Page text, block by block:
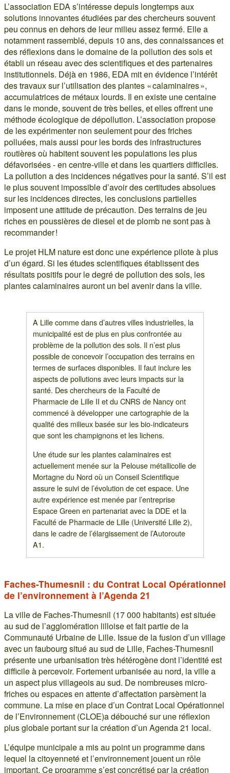
L’association EDA s’intéresse depuis longtemps aux
solutions innovantes étudiées par des chercheurs souvent
peu connus en dehors de leur milieu assez fermé. Elle a
notamment rassemblé, depuis 10 ans, des connaissances et
des réflexions dans le domaine de la pollution des sols et
établi un réseau avec des scientifiques et des partenaires
institutionnels. Déjà en 1986, EDA mit en évidence l’intérêt
des travaux sur l’utilisation des plantes « calaminaires »,
accumulatrices de métaux lourds. Il en existe une centaine
dans le monde, souvent de très belles, et elles offrent une
méthode écologique de dépollution. L’association propose
de les expérimenter non seulement pour des friches
polluées, mais aussi pour les bords des infrastructures
routières où habitent souvent les populations les plus
défavorisées - en centre-ville et dans les quartiers difficiles.
La pollution a des incidences négatives pour la santé. S’il est
le plus souvent impossible d’avoir des certitudes absolues
sur les incidences directes, les conclusions partielles
imposent une attitude de précaution. Des terrains de jeu
riches en poussières de diesel et de plomb ne sont pas à
recommander !
Le projet HLM nature est donc une expérience pilote à plus
d’un égard. Si les études scientifiques établissent des
résultats positifs pour le degré de pollution des sols, les
plantes calaminaires auront un bel avenir dans la ville.
A Lille comme dans d’autres villes industrielles, la
municipalité est de plus en plus confrontée au
problème de la pollution des sols. Il n’est plus
possible de concevoir l’occupation des terrains en
termes de surfaces disponibles. Il faut inclure les
aspects de pollutions avec leurs impacts sur la
santé. Des chercheurs de la Faculté de
Pharmacie de Lille II et du CNRS de Nancy ont
commencé à développer une cartographie de la
qualité des milieux basée sur les bio-indicateurs
que sont les champignons et les lichens.
Une étude sur les plantes calaminaires est
actuellement menée sur la Pelouse métallicolle de
Mortagne du Nord où un Conseil Scientifique
assure le suivi de l’évolution de cet espace. Une
autre expérience est menée par l’entreprise
Espace Green en partenariat avec la DDE et la
Faculté de Pharmacie de Lille (Université Lille 2),
dans le cadre de l’élargissement de l’Autoroute
A1.
Faches-Thumesnil : du Contrat Local Opérationnel
de l’environnement à l’Agenda 21
La ville de Faches-Thumesnil (17 000 habitants) est située
au sud de l’agglomération lilloise et fait partie de la
Communauté Urbaine de Lille. Issue de la fusion d’un village
avec un faubourg situé au sud de Lille, Faches-Thumesnil
présente une urbanisation très hétérogène dont l’identité est
difficile à percevoir. Fortement urbanisée au nord, la ville a
un aspect plus villageois au sud. De nombreuses micro-
friches ou espaces en attente d’affectation parsèment la
commune. La mise en place d’un Contrat Local Opérationnel
de l’Environnement (CLOE)a débouché sur une réflexion
plus globale portant sur la création d’un Agenda 21 local.
L’équipe municipale a mis au point un programme dans
lequel la citoyenneté et l’environnement jouent un rôle
important. Ce programme s’est concrétisé par la création